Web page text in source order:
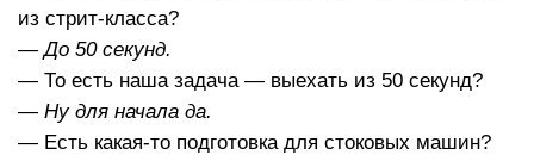
из стрит-класса?
— До 50 секунд.
— То есть наша задача — выехать из 50 секунд?
— Ну для начала да.
— Есть какая-то подготовка для стоковых машин?